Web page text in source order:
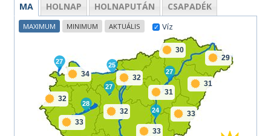
MA HOLNAP HOLNAPUTÁN CSAPADÉK
34
32
33
32
33
31
32
30
33
31
29
27
28
27
25
24
27
Víz
MAXIMUM MINIMUM AKTUÁLIS